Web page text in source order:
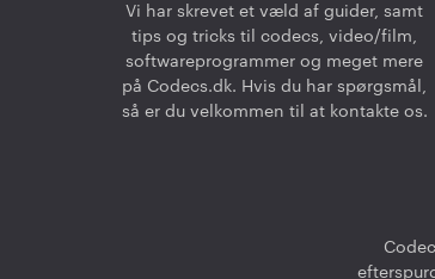
Vi har skrevet et væld af guider, samt
tips og tricks til codecs, video/film,
softwareprogrammer og meget mere
på Codecs.dk. Hvis du har spørgsmål,
så er du velkommen til at kontakte os.